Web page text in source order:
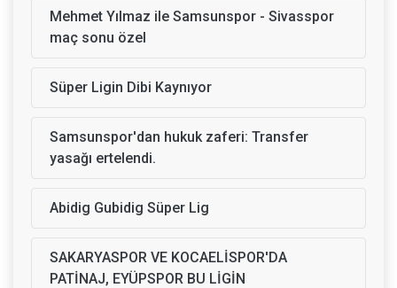
Mehmet Yılmaz ile Samsunspor - Sivasspor
maç sonu özel
Süper Ligin Dibi Kaynıyor
Samsunspor'dan hukuk zaferi: Transfer
yasağı ertelendi.
Abidig Gubidig Süper Lig
SAKARYASPOR VE KOCAELİSPOR'DA
PATİNAJ, EYÜPSPOR BU LİGİN